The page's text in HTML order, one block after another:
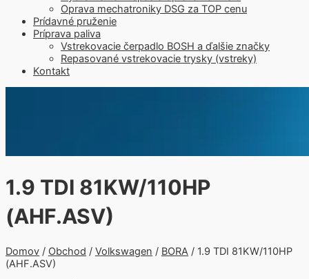
Oprava mechatroniky DSG za TOP cenu
Prídavné pruženie
Príprava paliva
Vstrekovacie čerpadlo BOSH a ďalšie značky
Repasované vstrekovacie trysky (vstreky)
Kontakt
1.9 TDI 81KW/110HP
(AHF.ASV)
Domov / Obchod / Volkswagen / BORA / 1.9 TDI 81KW/110HP
(AHF.ASV)